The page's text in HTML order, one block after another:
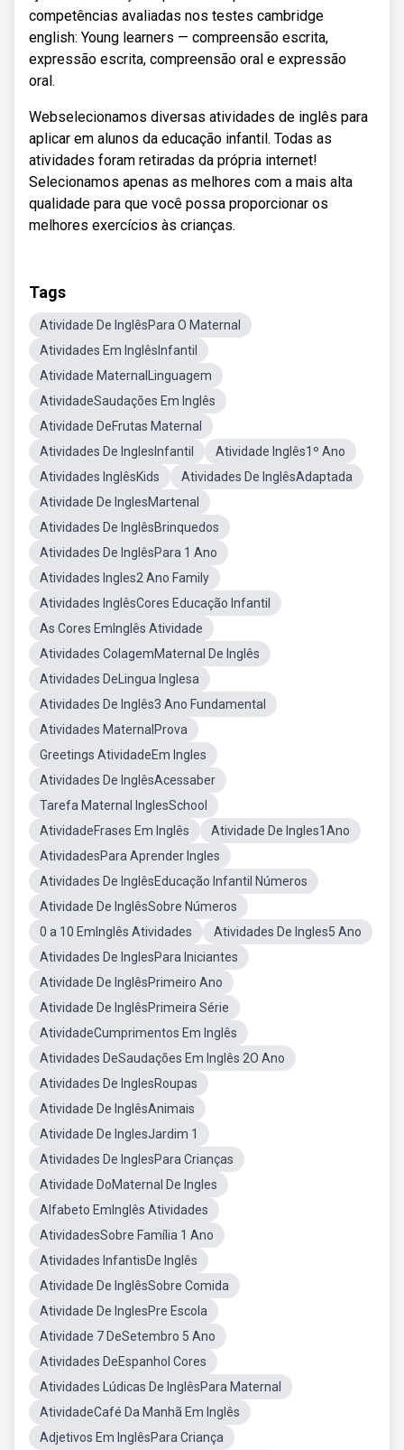
competências avaliadas nos testes cambridge
english: Young learners — compreensão escrita,
expressão escrita, compreensão oral e expressão
oral.
Webselecionamos diversas atividades de inglês para
aplicar em alunos da educação infantil. Todas as
atividades foram retiradas da própria internet!
Selecionamos apenas as melhores com a mais alta
qualidade para que você possa proporcionar os
melhores exercícios às crianças.
Tags
Atividade De InglêsPara O Maternal
Atividades Em InglêsInfantil
Atividade MaternalLinguagem
AtividadeSaudações Em Inglês
Atividade DeFrutas Maternal
Atividades De InglesInfantil
Atividade Inglês1º Ano
Atividades InglêsKids
Atividades De InglêsAdaptada
Atividade De InglesMartenal
Atividades De InglêsBrinquedos
Atividades De InglêsPara 1 Ano
Atividades Ingles2 Ano Family
Atividades InglêsCores Educação Infantil
As Cores EmInglês Atividade
Atividades ColagemMaternal De Inglês
Atividades DeLingua Inglesa
Atividades De Inglês3 Ano Fundamental
Atividades MaternalProva
Greetings AtividadeEm Ingles
Atividades De InglêsAcessaber
Tarefa Maternal InglesSchool
AtividadeFrases Em Inglês
Atividade De Ingles1Ano
AtividadesPara Aprender Ingles
Atividades De InglêsEducação Infantil Números
Atividade De InglêsSobre Números
0 a 10 EmInglês Atividades
Atividades De Ingles5 Ano
Atividades De InglesPara Iniciantes
Atividade De InglêsPrimeiro Ano
Atividade De InglêsPrimeira Série
AtividadeCumprimentos Em Inglês
Atividades DeSaudações Em Inglês 2O Ano
Atividades De InglesRoupas
Atividade De InglêsAnimais
Atividade De InglesJardim 1
Atividades De InglesPara Crianças
Atividade DoMaternal De Ingles
Alfabeto EmInglês Atividades
AtividadesSobre Família 1 Ano
Atividades InfantisDe Inglês
Atividade De InglêsSobre Comida
Atividade De InglesPre Escola
Atividade 7 DeSetembro 5 Ano
Atividades DeEspanhol Cores
Atividades Lúdicas De InglêsPara Maternal
AtividadeCafé Da Manhã Em Inglês
Adjetivos Em InglêsPara Criança